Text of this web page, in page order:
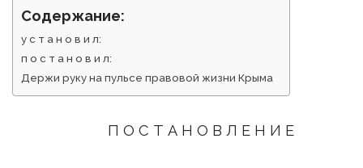
Содержание:
у с т а н о в и л:
п о с т а н о в и л:
Держи руку на пульсе правовой жизни Крыма
П О С Т А Н О В Л Е Н И Е